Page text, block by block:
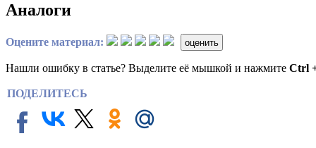
Аналоги
Оцените материал: оценить
Нашли ошибку в статье? Выделите её мышкой и нажмите Ctrl
ПОДЕЛИТЕСЬ